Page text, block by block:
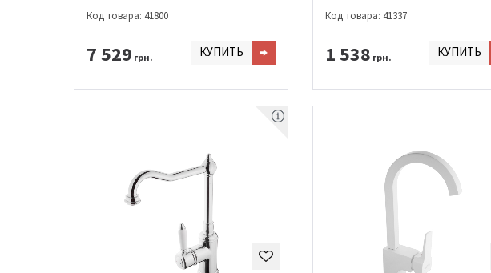
Код товара: 41800
7 529 грн. КУПИТЬ
Код товара: 41337
1 538 грн. КУПИТЬ